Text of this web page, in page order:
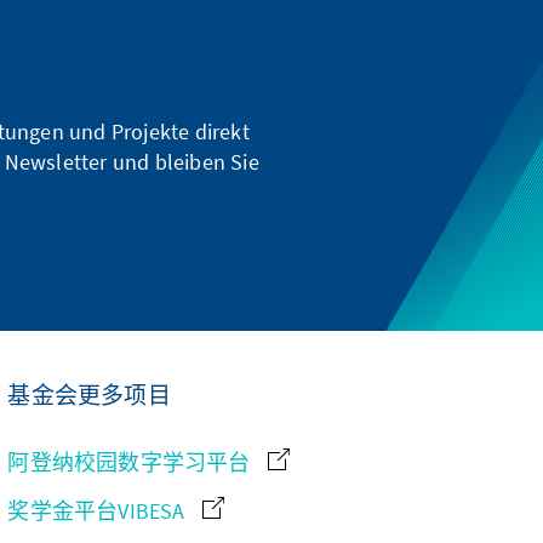
und Projekte direkt
und bleiben Sie
基金会更多项目
阿登纳校园数字学习平台
奖学金平台VIBESA